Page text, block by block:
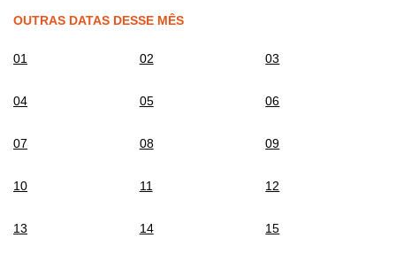
OUTRAS DATAS DESSE MÊS
01 02 03
04 05 06
07 08 09
10 11 12
13 14 15